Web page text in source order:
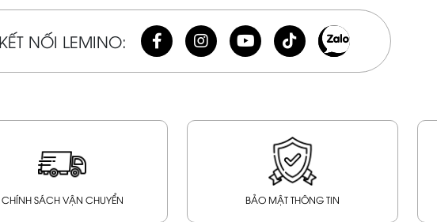
NỐI LEMINO:
CHÍNH SÁCH VẬN CHUYỂN BẢO MẬT THÔNG TIN